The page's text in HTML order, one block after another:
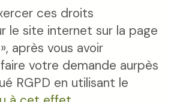
ces droits
le site internet sur la page
après vous avoir
votre demande aurpès
RGPD en utilisant le